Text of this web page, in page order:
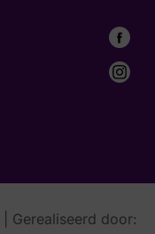
Gerealiseerd door: